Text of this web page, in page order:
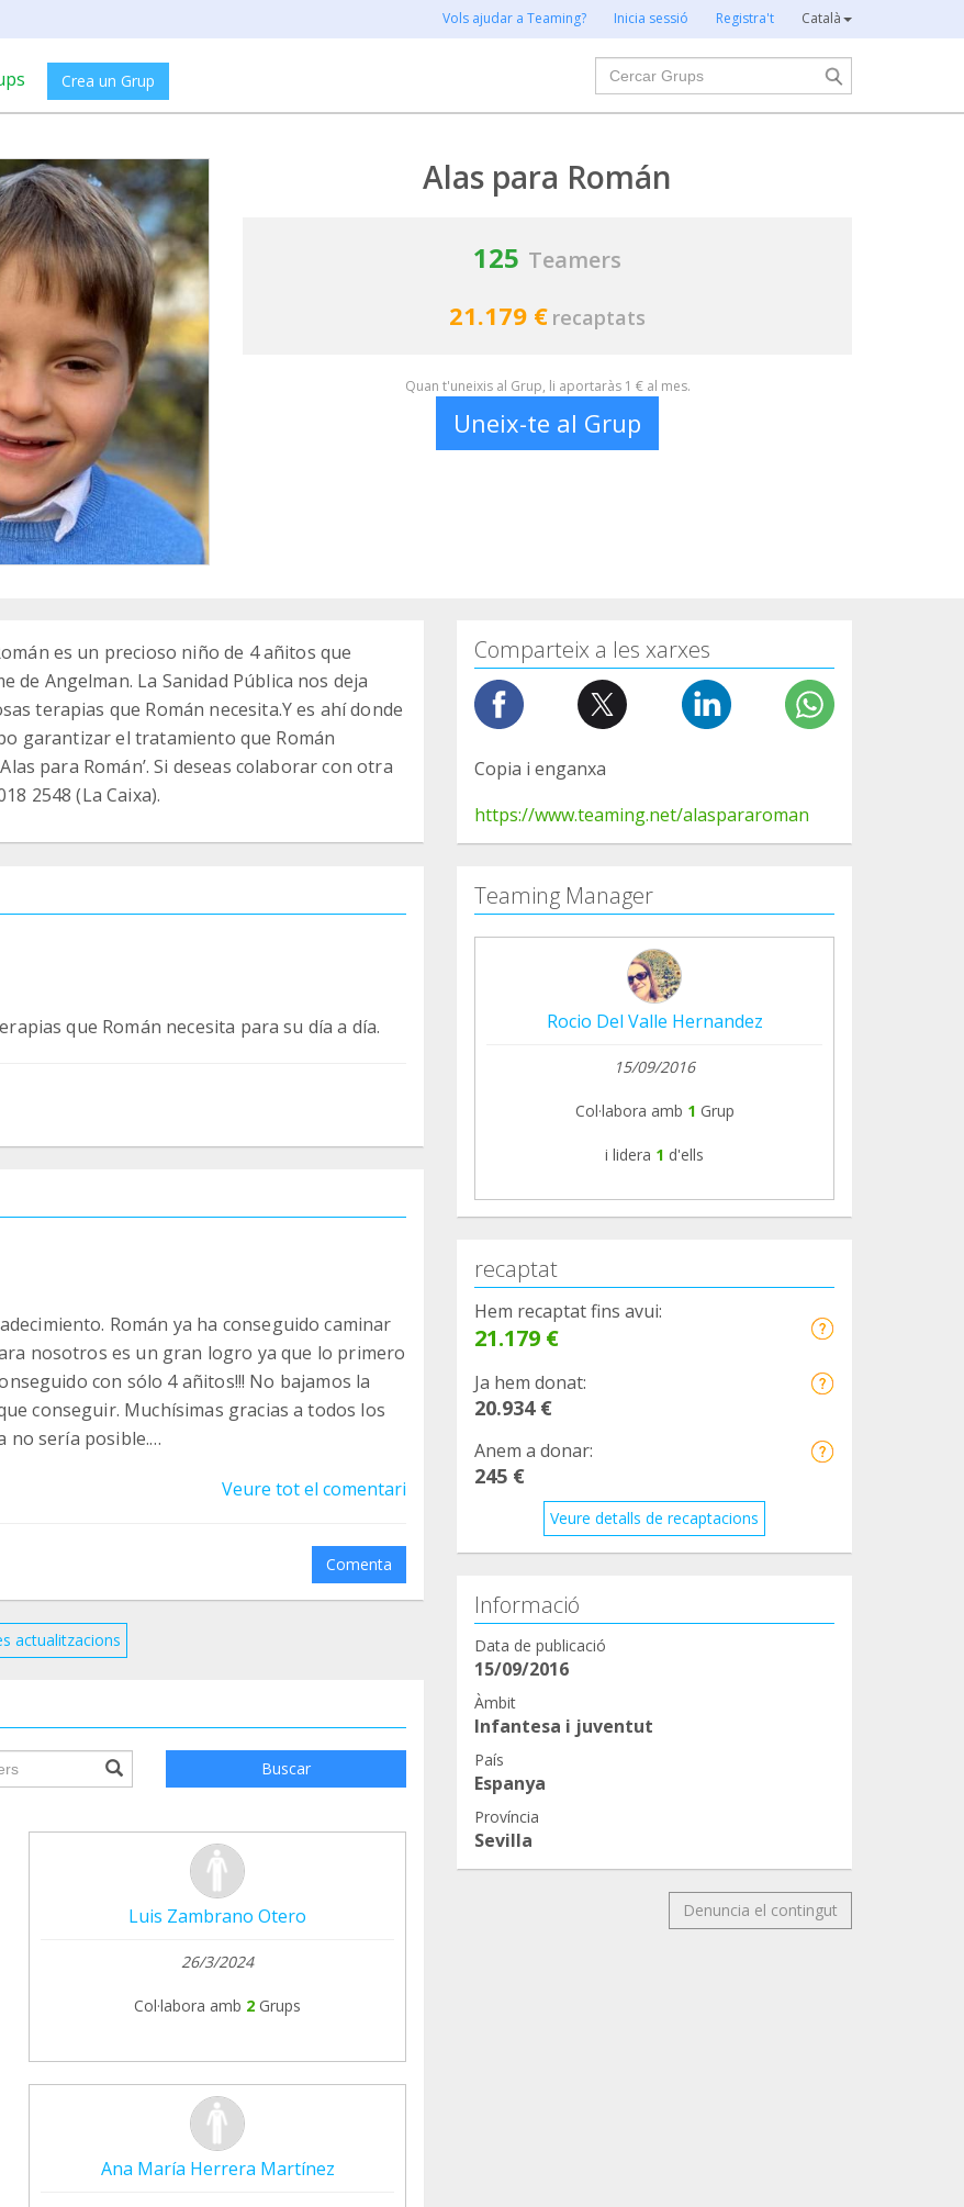
Vols ajudar a Teaming? Inicia sessió Registra't Català
Crea un Grup
Cercar
Alas para Román
125 Teamers
21.179 € recaptats
Quan t'uneixis al Grup, li aportaràs 1 € al mes.
Uneix-te al Grup
es un precioso niño de 4 añitos que
de Angelman. La Sanidad Pública nos deja
terapias que Román necesita.Y es ahí donde
garantizar el tratamiento que Román
para Román’. Si deseas colaborar con otra
2548 (La Caixa).
Román ya ha conseguido caminar
nosotros es un gran logro ya que lo primero
con sólo 4 añitos!!! No bajamos la
conseguir. Muchísimas gracias a todos los
no sería posible.
Veure tot el comentari
Comenta
actualitzacions
Buscar
Luis Zambrano Otero
26/3/2024
Col·labora amb 2 Grups
Ana María Herrera Martínez
Comparteix a les xarxes
Copia i enganxa
https://www.teaming.net/alaspararoman
Teaming Manager
Rocio Del Valle Hernandez
15/09/2016
Col·labora amb 1 Grup
i lidera 1 d'ells
recaptat
Hem recaptat fins avui:
21.179 €
Ja hem donat:
20.934 €
Anem a donar:
245 €
Veure detalls de recaptacions
Informació
Data de publicació
15/09/2016
Àmbit
Infantesa i juventut
País
Espanya
Província
Sevilla
Denuncia el contingut